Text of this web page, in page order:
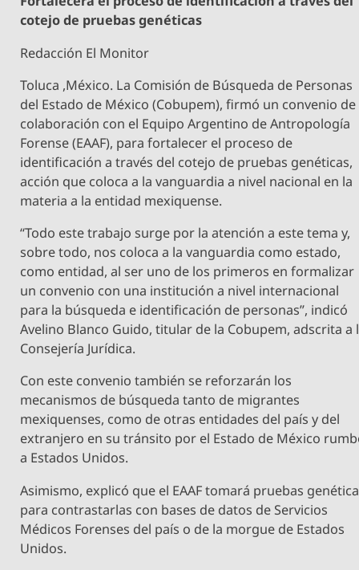
cotejo de pruebas genéticas
Redacción El Monitor
Toluca ,México. La Comisión de Búsqueda de Personas
del Estado de México (Cobupem), firmó un convenio de
colaboración con el Equipo Argentino de Antropología
Forense (EAAF), para fortalecer el proceso de
identificación a través del cotejo de pruebas genéticas,
acción que coloca a la vanguardia a nivel nacional en la
materia a la entidad mexiquense.
“Todo este trabajo surge por la atención a este tema y,
sobre todo, nos coloca a la vanguardia como estado,
como entidad, al ser uno de los primeros en formalizar
un convenio con una institución a nivel internacional
para la búsqueda e identificación de personas”, indicó
Avelino Blanco Guido, titular de la Cobupem, adscrita a
Consejería Jurídica.
Con este convenio también se reforzarán los
mecanismos de búsqueda tanto de migrantes
mexiquenses, como de otras entidades del país y del
extranjero en su tránsito por el Estado de México
a Estados Unidos.
Asimismo, explicó que el EAAF tomará pruebas
para contrastarlas con bases de datos de Servicios
Médicos Forenses del país o de la morgue de Estados
Unidos.